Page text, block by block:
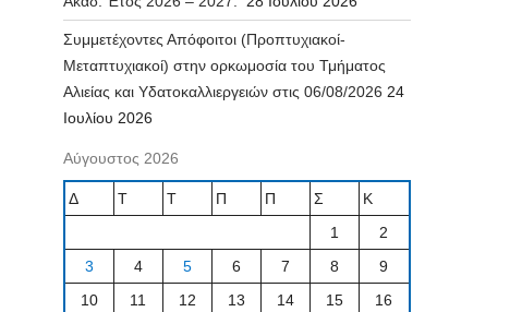
Συμμετέχοντες Απόφοιτοι (Προπτυχιακοί-
Μεταπτυχιακοί) στην ορκωμοσία του Τμήματος
Αλιείας και Υδατοκαλλιεργειών στις 06/08/2026 24
Ιουλίου 2026
Αύγουστος 2026
Δ Τ Τ Π Π Σ
Κ
1
2
3
4 5 6 7 8
9
10
11 12 13 14 15
16